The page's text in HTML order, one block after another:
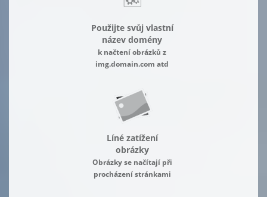
Použijte svůj vlastní
název domény
k načtení obrázků z
img.domain.com atd
Líné zatížení
obrázky
Obrázky se načítají při
procházení stránkami